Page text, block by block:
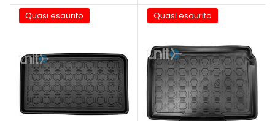
Quasi esaurito Quasi esaurito